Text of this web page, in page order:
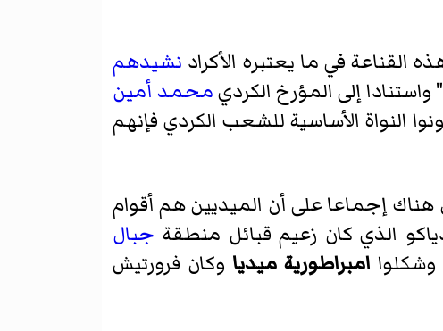
في ما يعتبره الأكراد نشيدهم
إلى المؤرخ الكرديمحمد أمين
النواة الأساسية للشعب الكردي فإنهم
إجماعا على أن الميديين هم أقوام
الذي كان زعيم قبائل منطقة جبال
امبراطورية ميديا وكان فرورتيش